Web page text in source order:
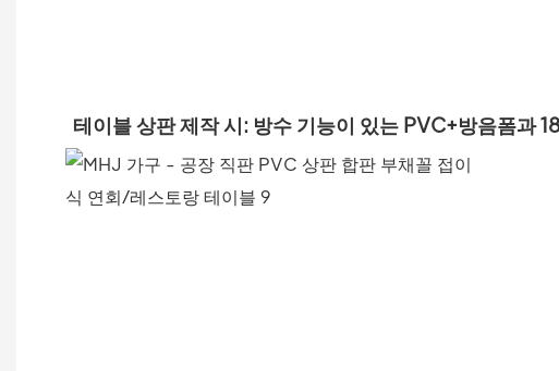
테이블 상판 제작 시: 방수 기능이 있는 PVC+방음폼과